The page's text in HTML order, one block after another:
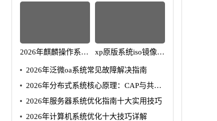
2026年麒麟操作系统
xp原版系统iso镜像
2026年泛微oa系统常见故障解决指南
算法详解
2026年服务器系统优化指南十大实用技巧
2026年计算机系统优化十大技巧详解